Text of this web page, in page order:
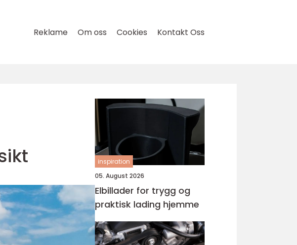
Reklame Om oss Cookies Kontakt Oss
inspiration
05. August 2026
Elbillader for trygg og
praktisk lading hjemme